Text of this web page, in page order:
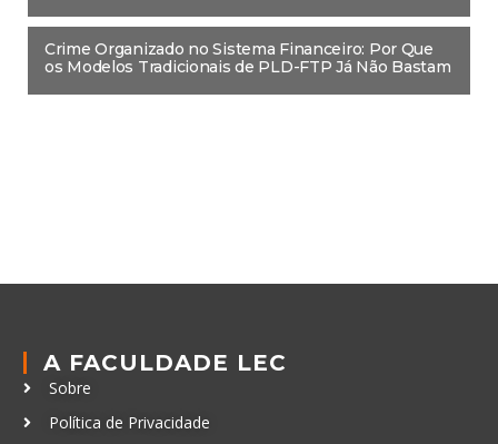
Crime Organizado no Sistema Financeiro: Por Que
os Modelos Tradicionais de PLD-FTP Já Não Bastam
A FACULDADE LEC
Sobre
Política de Privacidade